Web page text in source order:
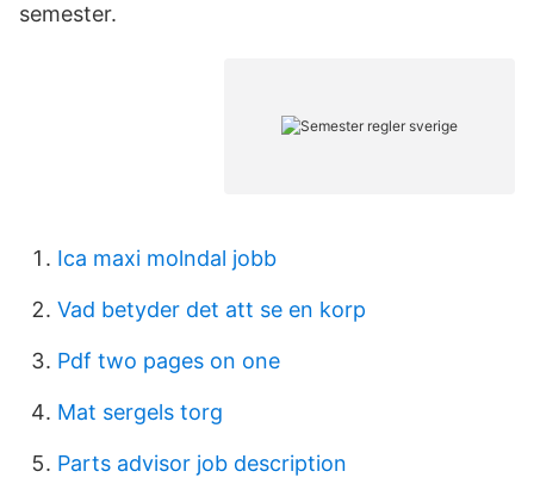
semester.
Ica maxi molndal jobb
Vad betyder det att se en korp
Pdf two pages on one
Mat sergels torg
Parts advisor job description